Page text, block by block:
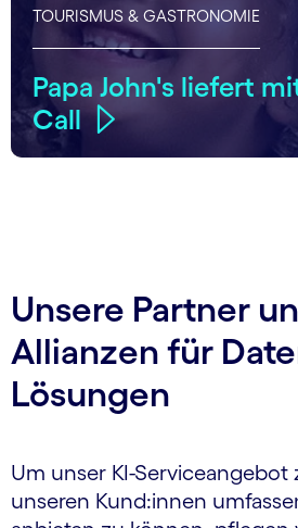
TOURISMUS & GASTRONOMIE
Papa John's liefert
Call
Unsere Partner
Allianzen für
Lösungen
Um unser KI-Serviceangebot
unseren Kund:innen